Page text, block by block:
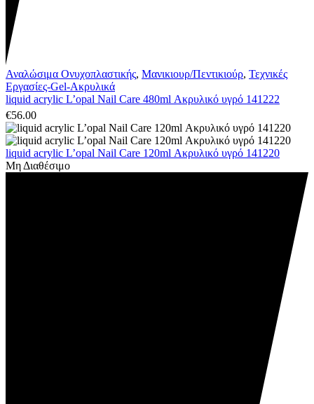
Αναλώσιμα Ονυχοπλαστικής, Μανικιουρ/Πεντικιούρ, Τεχνικές
Εργασίες-Gel-Ακρυλικά
liquid acrylic L’opal Nail Care 480ml Ακρυλικό υγρό 141222
€56.00
liquid acrylic L’opal Nail Care 120ml Ακρυλικό υγρό 141220
Μη Διαθέσιμο